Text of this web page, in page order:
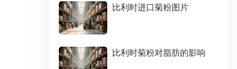
比利时进口菊粉图片
比利时菊粉对脂肪的影响